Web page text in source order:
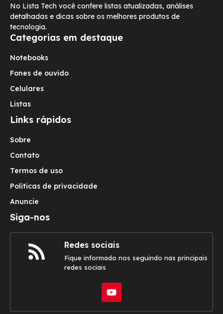
No Lista Tech você confere listas atualizadas, análises
detalhadas e dicas sobre os melhores produtos de
tecnologia.
Categorias em destaque
Notebooks
Fones de ouvido
Celulares
Listas
Links rápidos
Sobre
Contato
Termos de uso
Politicas de privacidade
Anuncie
Siga-nos
Redes sociais
Fique informado nos seguindo nas principais
redes sociais